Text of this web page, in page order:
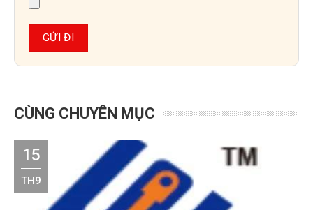
CÙNG CHUYÊN MỤC
15
TH9